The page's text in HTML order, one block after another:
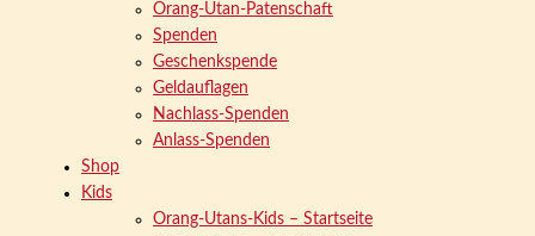
Orang-Utan-Patenschaft
Spenden
Geschenkspende
Geldauflagen
Nachlass-Spenden
Anlass-Spenden
Shop
Kids
Orang-Utans-Kids – Startseite